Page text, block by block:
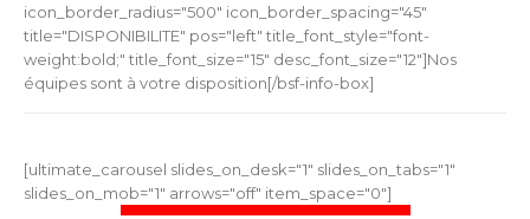
icon_border_radius="500" icon_border_spacing="45"
title="DISPONIBILITE" pos="left" title_font_style="font-
weight:bold;" title_font_size="15" desc_font_size="12"]Nos
équipes sont à votre disposition[/bsf-info-box]
[ultimate_carousel slides_on_desk="1" slides_on_tabs="1"
slides_on_mob="1" arrows="off" item_space="0"]